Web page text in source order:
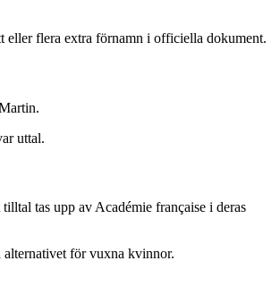
eller flera extra förnamn i officiella dokument.
uttal.
tas upp av Académie française i deras
alternativet för vuxna kvinnor.